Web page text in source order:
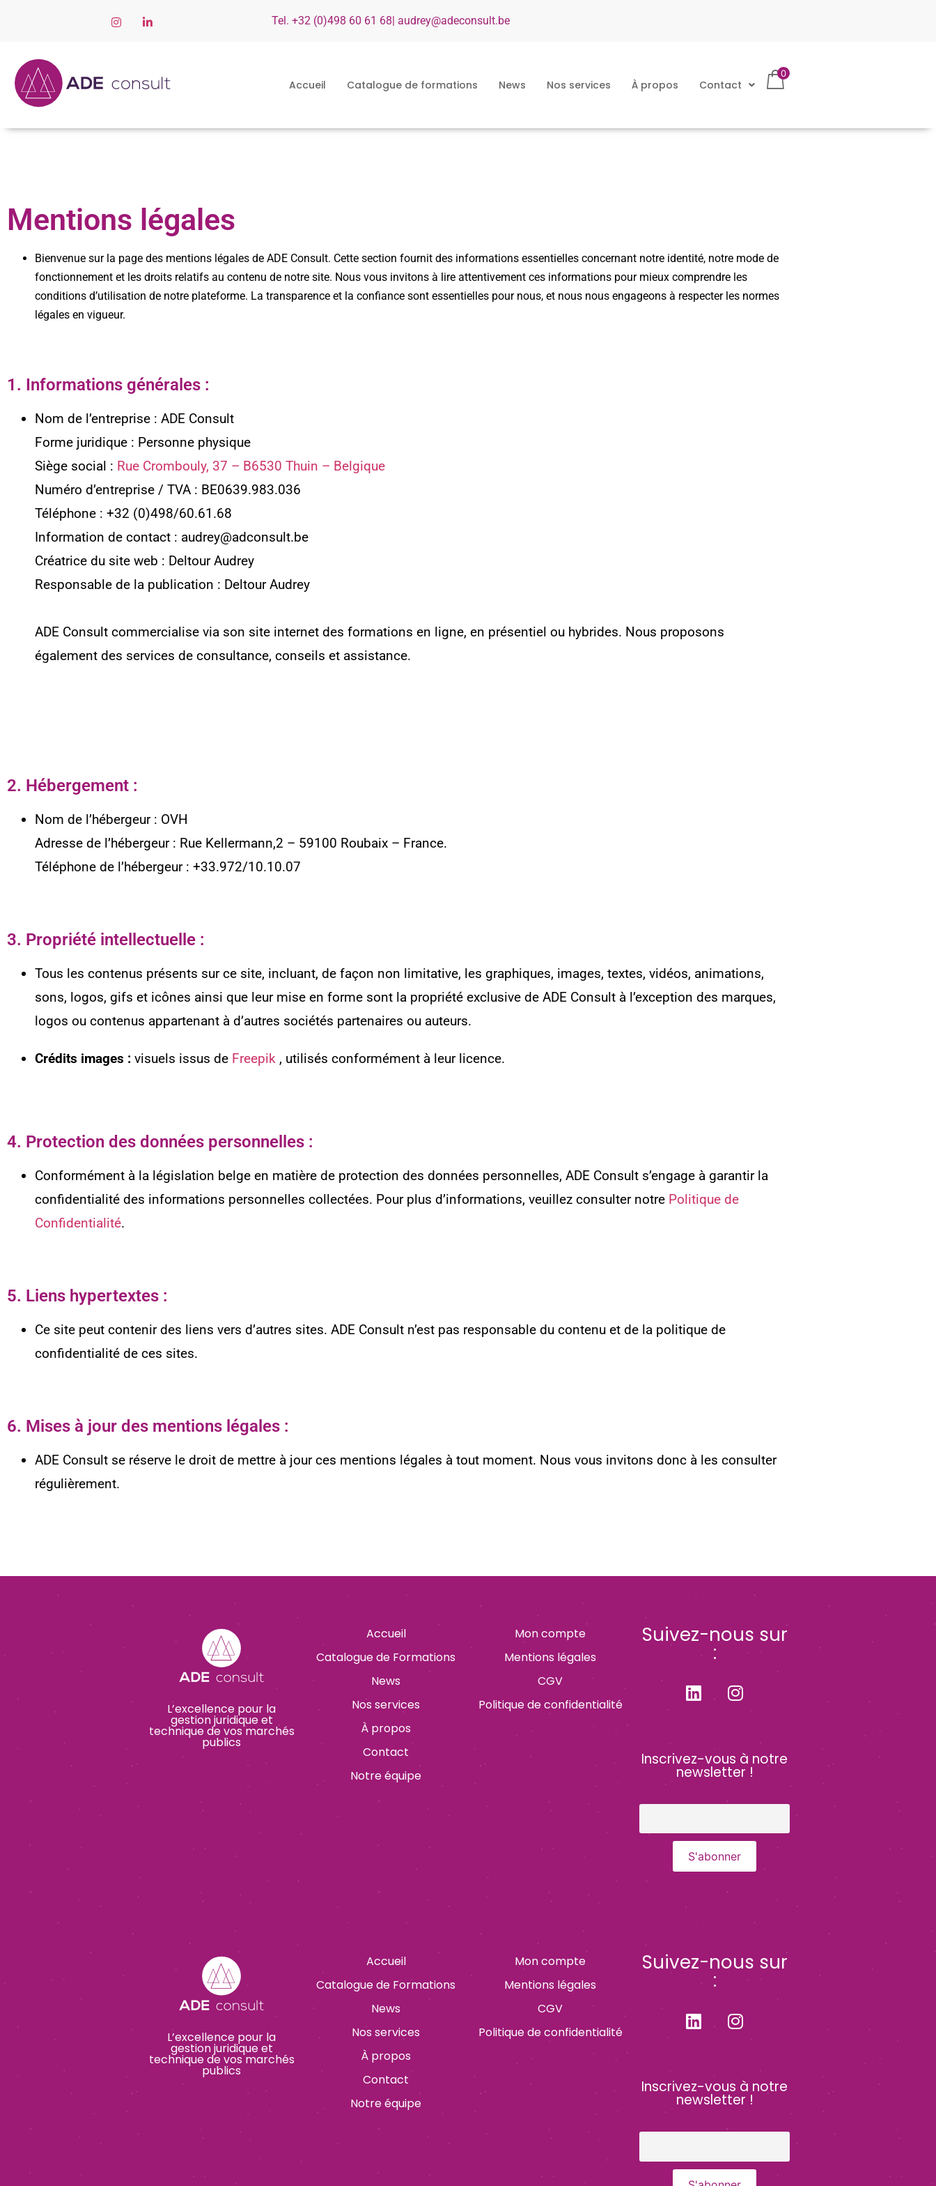
Tel. +32 (0)498 60 61 68| audrey@adeconsult.be
Accueil Catalogue de formations News Nos services À propos Contact
0
Mentions légales
Bienvenue sur la page des mentions légales de ADE Consult. Cette section fournit des informations essentielles concernant notre identité, notre mode de
fonctionnement et les droits relatifs au contenu de notre site. Nous vous invitons à lire attentivement ces informations pour mieux comprendre les
conditions d’utilisation de notre plateforme. La transparence et la confiance sont essentielles pour nous, et nous nous engageons à respecter les normes
légales en vigueur.
1. Informations générales :
Nom de l’entreprise : ADE Consult
Forme juridique : Personne physique
Siège social : Rue Crombouly, 37 – B6530 Thuin – Belgique
Numéro d’entreprise / TVA : BE0639.983.036
Téléphone : +32 (0)498/60.61.68
Information de contact : audrey@adconsult.be
Créatrice du site web : Deltour Audrey
Responsable de la publication : Deltour Audrey
ADE Consult commercialise via son site internet des formations en ligne, en présentiel ou hybrides. Nous proposons
également des services de consultance, conseils et assistance.
2. Hébergement :
Nom de l’hébergeur : OVH
Adresse de l’hébergeur : Rue Kellermann,2 – 59100 Roubaix – France.
Téléphone de l’hébergeur : +33.972/10.10.07
3. Propriété intellectuelle :
Tous les contenus présents sur ce site, incluant, de façon non limitative, les graphiques, images, textes, vidéos, animations,
sons, logos, gifs et icônes ainsi que leur mise en forme sont la propriété exclusive de ADE Consult à l’exception des marques,
logos ou contenus appartenant à d’autres sociétés partenaires ou auteurs.
Crédits images : visuels issus de Freepik , utilisés conformément à leur licence.
4. Protection des données personnelles :
Conformément à la législation belge en matière de protection des données personnelles, ADE Consult s’engage à garantir la
confidentialité des informations personnelles collectées. Pour plus d’informations, veuillez consulter notre Politique de
Confidentialité.
5. Liens hypertextes :
Ce site peut contenir des liens vers d’autres sites. ADE Consult n’est pas responsable du contenu et de la politique de
confidentialité de ces sites.
6. Mises à jour des mentions légales :
ADE Consult se réserve le droit de mettre à jour ces mentions légales à tout moment. Nous vous invitons donc à les consulter
régulièrement.
L’excellence pour la
gestion juridique et
technique de vos marchés
publics
Accueil
Catalogue de Formations
News
Nos services
À propos
Contact
Notre équipe
Mon compte
Mentions légales
CGV
Politique de confidentialité
Suivez-nous sur
:
Inscrivez-vous à notre
newsletter !
L’excellence pour la
gestion juridique et
technique de vos marchés
publics
Accueil
Catalogue de Formations
News
Nos services
À propos
Contact
Notre équipe
Mon compte
Mentions légales
CGV
Politique de confidentialité
Suivez-nous sur
:
Inscrivez-vous à notre
newsletter !